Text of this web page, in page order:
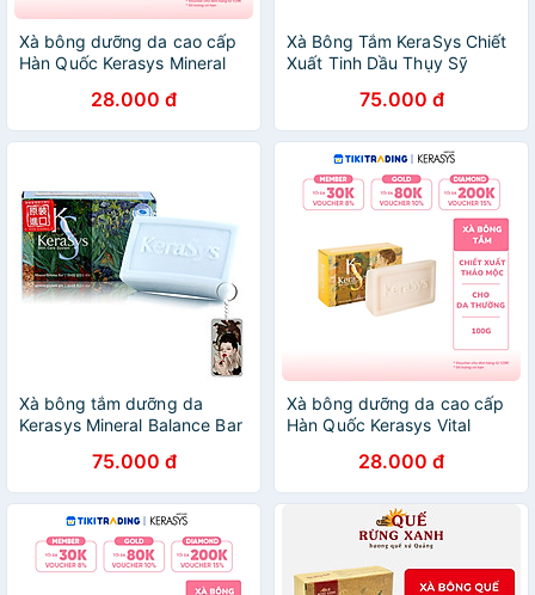
Xà bông dưỡng da cao cấp
Hàn Quốc Kerasys Mineral
dầu) 100gr28.000 đ
Xà Bông Tắm KeraSys Chiết
Xuất Tinh Dầu Thụy Sỹ
Quốc 100g75.000 đ
Xà bông tắm dưỡng da
Kerasys Mineral Balance Bar
da dầu + Móc khoá
75.000 đ
Xà bông dưỡng da cao cấp
Hàn Quốc Kerasys Vital
cho da thường) 100gr
28.000 đ